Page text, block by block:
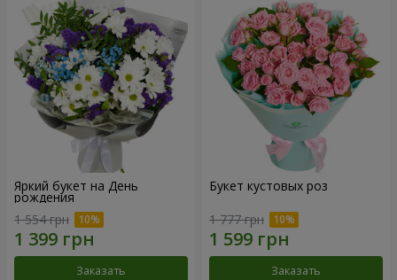
Яркий букет на День
рождения
1 554 грн
Заказать
Букет кустовых роз
1 777 грн
Заказать